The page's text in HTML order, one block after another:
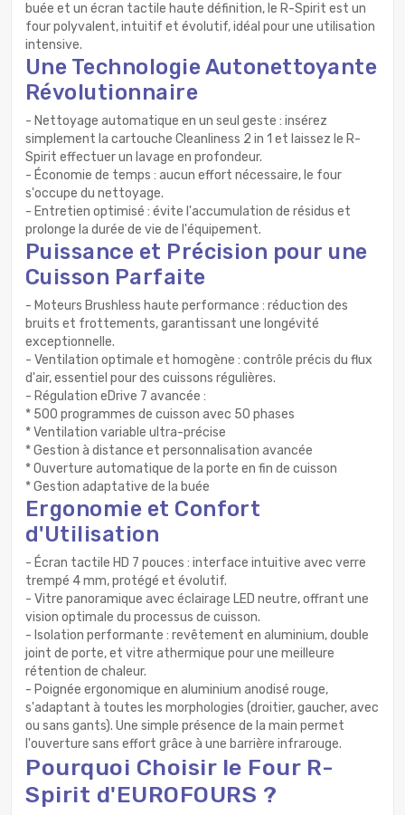
buée et un écran tactile haute définition, le R-Spirit est un
four polyvalent, intuitif et évolutif, idéal pour une utilisation
intensive.
Une Technologie Autonettoyante
Révolutionnaire
- Nettoyage automatique en un seul geste : insérez
simplement la cartouche Cleanliness 2 in 1 et laissez le R-
Spirit effectuer un lavage en profondeur.
- Économie de temps : aucun effort nécessaire, le four
s'occupe du nettoyage.
- Entretien optimisé : évite l'accumulation de résidus et
prolonge la durée de vie de l'équipement.
Puissance et Précision pour une
Cuisson Parfaite
- Moteurs Brushless haute performance : réduction des
bruits et frottements, garantissant une longévité
exceptionnelle.
- Ventilation optimale et homogène : contrôle précis du flux
d'air, essentiel pour des cuissons régulières.
- Régulation eDrive 7 avancée :
* 500 programmes de cuisson avec 50 phases
* Ventilation variable ultra-précise
* Gestion à distance et personnalisation avancée
* Ouverture automatique de la porte en fin de cuisson
* Gestion adaptative de la buée
Ergonomie et Confort
d'Utilisation
- Écran tactile HD 7 pouces : interface intuitive avec verre
trempé 4 mm, protégé et évolutif.
- Vitre panoramique avec éclairage LED neutre, offrant une
vision optimale du processus de cuisson.
- Isolation performante : revêtement en aluminium, double
joint de porte, et vitre athermique pour une meilleure
rétention de chaleur.
- Poignée ergonomique en aluminium anodisé rouge,
s'adaptant à toutes les morphologies (droitier, gaucher, avec
ou sans gants). Une simple présence de la main permet
l'ouverture sans effort grâce à une barrière infrarouge.
Pourquoi Choisir le Four R-
Spirit d'EUROFOURS ?